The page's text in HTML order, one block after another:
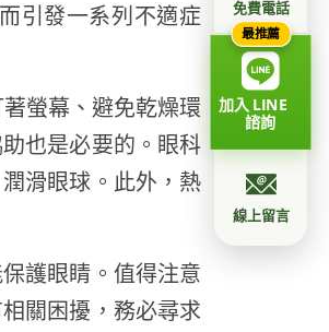
引發一系列不適症
螢幕、避免乾燥環
也是必要的。眼科
滑眼球。此外，熱
護眼睛。值得注意
關困擾，務必尋求
免費電話
最推薦
加入 LINE
諮詢
線上留言